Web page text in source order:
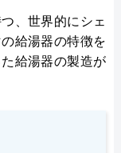
、世界的にシェ
給湯器の特徴を
給湯器の製造が